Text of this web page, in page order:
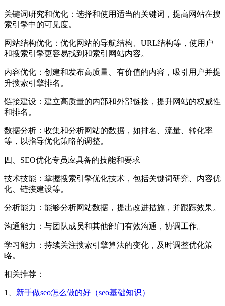
‌关键词研究和优化‌：选择和使用适当的关键词，提高网站在搜
索引擎中的可见度。
‌网站结构优化‌：优化网站的导航结构、URL结构等，使用户
和搜索引擎更容易找到和索引网站内容。
‌内容优化‌：创建和发布高质量、有价值的内容，吸引用户并提
升搜索引擎排名。
‌链接建设‌：建立高质量的内部和外部链接，提升网站的权威性
和排名。
‌数据分析‌：收集和分析网站的数据，如排名、流量、转化率
等，以指导优化策略的调整。
四、 ‌SEO优化专员应具备的技能和要求‌
‌技术技能‌：掌握搜索引擎优化技术，包括关键词研究、内容优
化、链接建设等。
‌分析能力‌：能够分析网站数据，提出改进措施，并跟踪效果。
‌沟通能力‌：与团队成员和其他部门有效沟通，协调工作。
‌学习能力‌：持续关注搜索引擎算法的变化，及时调整优化策
略。
相关推荐：
1、 新手做seo怎么做的好（seo基础知识）